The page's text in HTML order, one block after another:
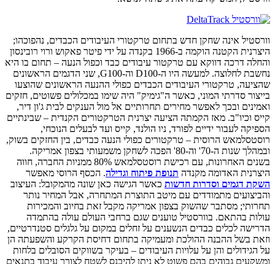
וורסטיל אינה שחקן חדש בתחום טרקטורי העיבודים הכבדים, נהפוכהו;
היצרנית הקטנה הוקמה ב-1966 בקנדה על ידי פיטר פאקוש ורוי רובינסון
והחלה דרכה דווקא עם טרקטור עיבודים כבד וכפול הנעה – תחום בו היא
נחשבת לחלוצה. למעשה היו ה-D100 וה-G100, שני הדגמים הראשונים
שהציעה, טרקטורי העיבודים הכבדים כפולי ההנעה הראשונים שהוצעו
בייצור סדרתי המוני, כאשר ה"גימיק" היה שימו במכלולים פשוטים, חזקים
ואמינים ובכך לאפשר מחירים תחרותיים אל מול הענקים לבית ג'ון דיר,
קייס וכיו"ב. מאז הקמתה הציעה יצרנית הטרקטורים הקנדית – שבינתיים
הספיקה לעבור ידיים לפורד, ניו הולנד, קייס ועד לבעלים הנוכחי,
רוסטסלמאש הרוסית – טרקטורים כפולי הנעה כבדים, בין החזקים בשוק,
ובמהלך שנות ה-70' וה-80' הפכה לשחקן משמעותי בצפון אמריקה.
בשנים האחרונות, עם רכישת רוסטסלמאש 80% ממניות החברה, חווה
היצרנית האדומה מקנדה תנופת פיתוח וגדילה. הכסף הרוסי מאפשר
השקת דגמים וסדרות חדשות כאשר הגישה כאן שונה מהמקובל: העיצוב
והביצועים מתמודדים עם מיטב התוצרת המתחרה, אבל המחיר נותר
תחרותי; מסתבר שהשוק בצפון אמריקה מקבל זאת בחיוב והמכירות
עולות בהתאם. בוורסטיל טוענים שגם ברחבי העולם עולה בהתמדה
הדרישה לכלים כבדים הנשענים על זחלים במקום על גלגלים סטנדרטיים,
וזאת בשל ההבנה ההולכת ומעמיקה בתחום דחיסת הקרקע והשפעתה הן
על הגידולים והן על עלויות העיבודים – בעיקר בשווקים הסובלים בלחות
ומשקעים גבוהים בהם פשוט לא ניתן להיכנס לשטח לצורך עיבוד בתנאים